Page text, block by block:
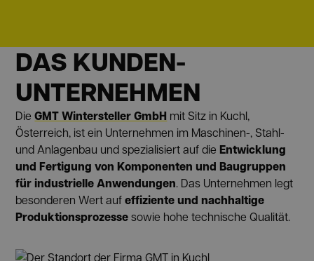
DAS KUNDEN-
UNTERNEHMEN
DieGMT Wintersteller GmbH mit Sitz in Kuchl,
Österreich, ist ein Unternehmen im Maschinen-, Stahl-
und Anlagenbau und spezialisiert auf dieEntwicklung
und Fertigung von Komponenten und Baugruppen
für industrielle Anwendungen. Das Unternehmen legt
besonderen Wert aufeffiziente und nachhaltige
Produktionsprozessesowie hohe technische Qualität.